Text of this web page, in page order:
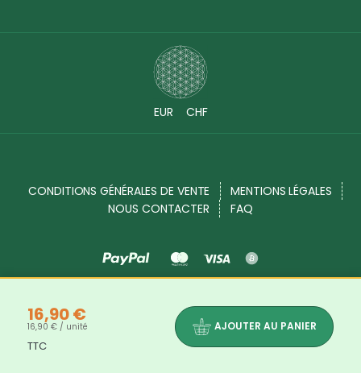
EUR CHF
CONDITIONS GÉNÉRALES DE VENTE
MENTIONS LÉGALES
NOUS CONTACTER
FAQ
Les bienfaits et propriétés des produits indiqués dans chaque description de produits ne sont là qu'à titre informatif. Les
16,90 €
16,90 € / unité
TTC
AJOUTER AU PANIER